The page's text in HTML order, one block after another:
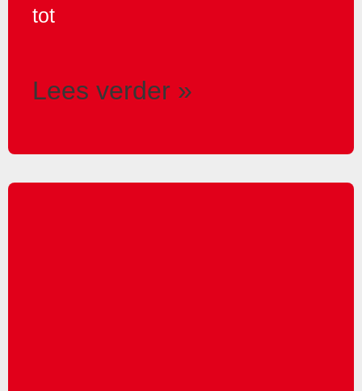
tot
Lees verder »